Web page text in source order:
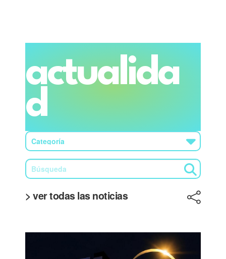
actualida
d
> ver todas las noticias